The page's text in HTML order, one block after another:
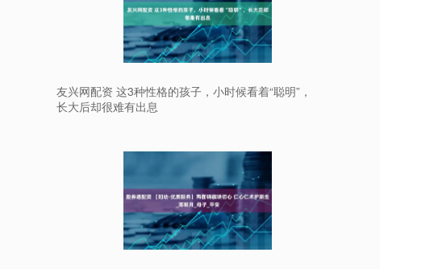
友兴网配资 这3种性格的孩子，小时候看着“聪明”，
长大后却很难有出息